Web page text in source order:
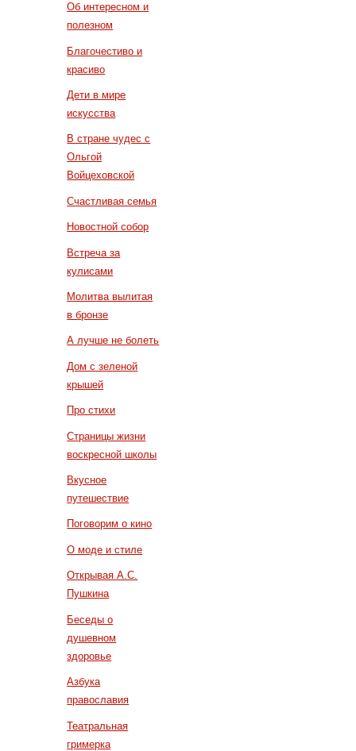
Об интересном и
полезном
Благочестиво и
красиво
Дети в мире
искусства
В стране чудес с
Ольгой
Войцеховской
Счастливая семья
Новостной собор
Встреча за
кулисами
Молитва вылитая
в бронзе
А лучше не болеть
Дом с зеленой
крышей
Про стихи
Страницы жизни
воскресной школы
Вкусное
путешествие
Поговорим о кино
О моде и стиле
Открывая А.С.
Пушкина
Беседы о
душевном
здоровье
Азбука
православия
Театральная
гримерка